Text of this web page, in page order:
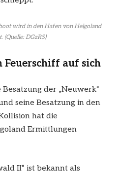
wird in den Hafen von Helgoland
(Quelle: DGzRS)
Feuerschiff auf sich
der „Neuwerk“
seine Besatzung in den
hat die
Ermittlungen
II“ ist bekannt als